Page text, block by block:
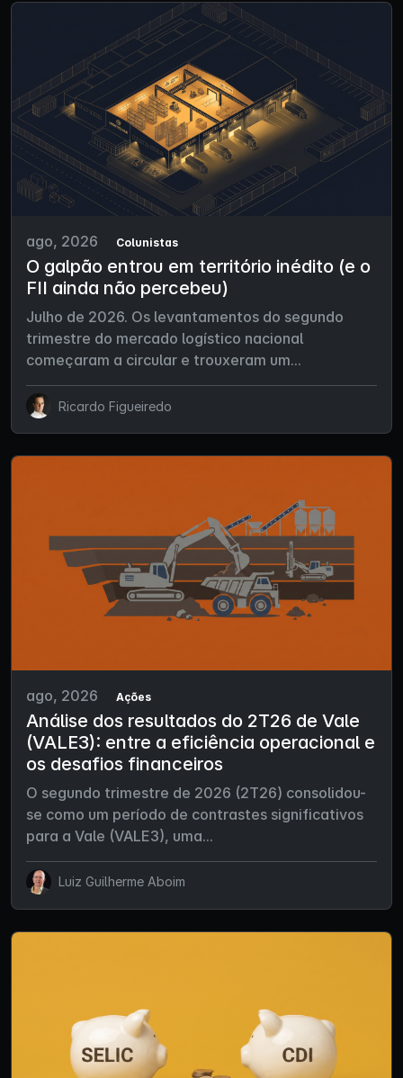
ago, 2026 Colunistas
O galpão entrou em território inédito (e o
FII ainda não percebeu)
Julho de 2026. Os levantamentos do segundo
trimestre do mercado logístico nacional
começaram a circular e trouxeram um...
Ricardo Figueiredo
ago, 2026 Ações
Análise dos resultados do 2T26 de Vale
(VALE3): entre a eficiência operacional e
os desafios financeiros
O segundo trimestre de 2026 (2T26) consolidou-
se como um período de contrastes significativos
para a Vale (VALE3), uma...
Luiz Guilherme Aboim